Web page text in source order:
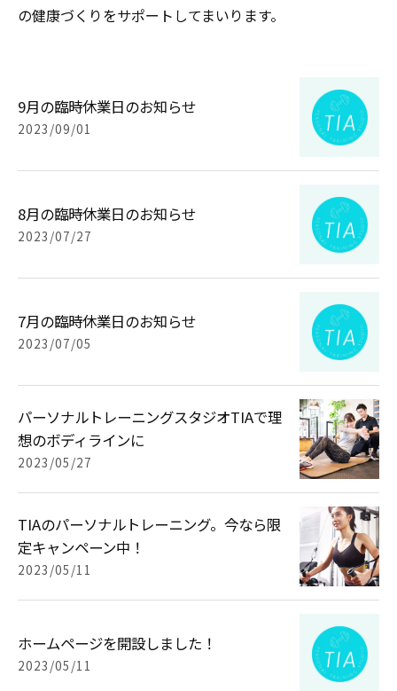
の健康づくりをサポートしてまいります。
9月の臨時休業日のお知らせ
2023/09/01
8月の臨時休業日のお知らせ
2023/07/27
7月の臨時休業日のお知らせ
2023/07/05
パーソナルトレーニングスタジオTIAで理
想のボディラインに
2023/05/27
TIAのパーソナルトレーニング。今なら限
定キャンペーン中！
2023/05/11
ホームページを開設しました！
2023/05/11